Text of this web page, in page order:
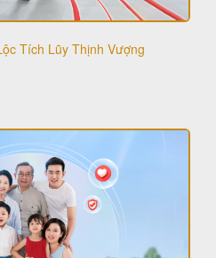
Tích Lũy Thịnh Vượng